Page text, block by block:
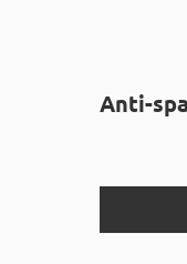
Anti-